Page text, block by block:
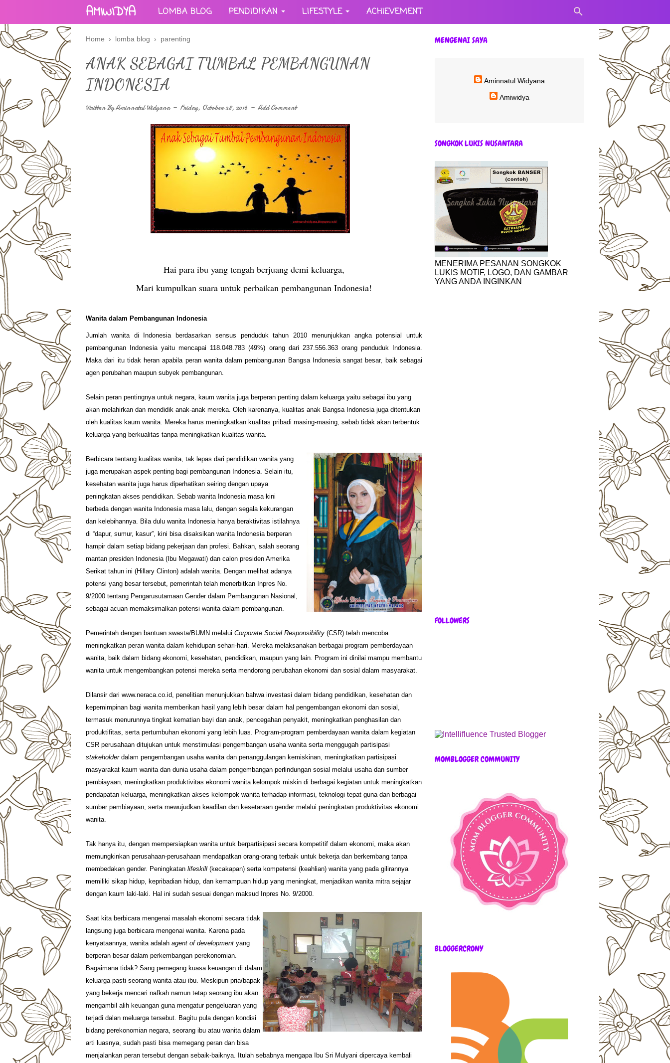
AMIWIDYA LOMBA BLOG PENDIDIKAN LIFESTYLE ACHIEVEMENT
Home › lomba blog › parenting
ANAK SEBAGAI TUMBAL PEMBANGUNAN
INDONESIA
Written ByAminnatul Widyana Friday, October 28, 2016 Add Comment
Hai para ibu yang tengah berjuang demi keluarga,
Mari kumpulkan suara untuk perbaikan pembangunan Indonesia!
Wanita dalam Pembangunan Indonesia
Jumlah wanita di Indonesia berdasarkan sensus penduduk tahun 2010 menunjukkan angka potensial untuk
pembangunan Indonesia yaitu mencapai 118.048.783 (49%) orang dari 237.556.363 orang penduduk Indonesia.
Maka dari itu tidak heran apabila peran wanita dalam pembangunan Bangsa Indonesia sangat besar, baik sebagai
agen perubahan maupun subyek pembangunan.
Selain peran pentingnya untuk negara, kaum wanita juga berperan penting dalam keluarga yaitu sebagai ibu yang
akan melahirkan dan mendidik anak-anak mereka. Oleh karenanya, kualitas anak Bangsa Indonesia juga ditentukan
oleh kualitas kaum wanita. Mereka harus meningkatkan kualitas pribadi masing-masing, sebab tidak akan terbentuk
keluarga yang berkualitas tanpa meningkatkan kualitas wanita.
Berbicara tentang kualitas wanita, tak lepas dari pendidikan wanita yang
juga merupakan aspek penting bagi pembangunan Indonesia. Selain itu,
kesehatan wanita juga harus diperhatikan seiring dengan upaya
peningkatan akses pendidikan. Sebab wanita Indonesia masa kini
berbeda dengan wanita Indonesia masa lalu, dengan segala kekurangan
dan kelebihannya. Bila dulu wanita Indonesia hanya beraktivitas istilahnya
di “dapur, sumur, kasur”, kini bisa disaksikan wanita Indonesia berperan
hampir dalam setiap bidang pekerjaan dan profesi. Bahkan, salah seorang
mantan presiden Indonesia (Ibu Megawati) dan calon presiden Amerika
Serikat tahun ini (Hillary Clinton) adalah wanita. Dengan melihat adanya
potensi yang besar tersebut, pemerintah telah menerbitkan Inpres No.
9/2000 tentang Pengarusutamaan Gender dalam Pembangunan Nasional,
sebagai acuan memaksimalkan potensi wanita dalam pembangunan.
Pemerintah dengan bantuan swasta/BUMN melalui Corporate Social Responsibility (CSR) telah mencoba
meningkatkan peran wanita dalam kehidupan sehari-hari. Mereka melaksanakan berbagai program pemberdayaan
wanita, baik dalam bidang ekonomi, kesehatan, pendidikan, maupun yang lain. Program ini dinilai mampu membantu
wanita untuk mengembangkan potensi mereka serta mendorong perubahan ekonomi dan sosial dalam masyarakat.
Dilansir dari www.neraca.co.id, penelitian menunjukkan bahwa investasi dalam bidang pendidikan, kesehatan dan
kepemimpinan bagi wanita memberikan hasil yang lebih besar dalam hal pengembangan ekonomi dan sosial,
termasuk menurunnya tingkat kematian bayi dan anak, pencegahan penyakit, meningkatkan penghasilan dan
produktifitas, serta pertumbuhan ekonomi yang lebih luas. Program-program pemberdayaan wanita dalam kegiatan
CSR perusahaan ditujukan untuk menstimulasi pengembangan usaha wanita serta menggugah partisipasi
stakeholder dalam pengembangan usaha wanita dan penanggulangan kemiskinan, meningkatkan partisipasi
masyarakat kaum wanita dan dunia usaha dalam pengembangan perlindungan sosial melalui usaha dan sumber
pembiayaan, meningkatkan produktivitas ekonomi wanita kelompok miskin di berbagai kegiatan untuk meningkatkan
pendapatan keluarga, meningkatkan akses kelompok wanita terhadap informasi, teknologi tepat guna dan berbagai
sumber pembiayaan, serta mewujudkan keadilan dan kesetaraan gender melalui peningkatan produktivitas ekonomi
wanita.
Tak hanya itu, dengan mempersiapkan wanita untuk berpartisipasi secara kompetitif dalam ekonomi, maka akan
memungkinkan perusahaan-perusahaan mendapatkan orang-orang terbaik untuk bekerja dan berkembang tanpa
membedakan gender. Peningkatan lifeskill (kecakapan) serta kompetensi (keahlian) wanita yang pada gilirannya
memiliki sikap hidup, kepribadian hidup, dan kemampuan hidup yang meningkat, menjadikan wanita mitra sejajar
dengan kaum laki-laki. Hal ini sudah sesuai dengan maksud Inpres No. 9/2000.
Saat kita berbicara mengenai masalah ekonomi secara tidak
langsung juga berbicara mengenai wanita. Karena pada
kenyataannya, wanita adalah agent of development yang
berperan besar dalam perkembangan perekonomian.
Bagaimana tidak? Sang pemegang kuasa keuangan di dalam
keluarga pasti seorang wanita atau ibu. Meskipun pria/bapak
yang bekerja mencari nafkah namun tetap seorang ibu akan
mengambil alih keuangan guna mengatur pengeluaran yang
terjadi dalan meluarga tersebut. Bagitu pula dengan kondisi
bidang perekonomian negara, seorang ibu atau wanita dalam
arti luasnya, sudah pasti bisa memegang peran dan bisa
menjalankan peran tersebut dengan sebaik-baiknya. Itulah sebabnya mengapa Ibu Sri Mulyani dipercaya kembali
MENGENAI SAYA
Aminnatul Widyana
Amiwidya
SONGKOK LUKIS NUSANTARA
MENERIMA PESANAN SONGKOK
LUKIS MOTIF, LOGO, DAN GAMBAR
YANG ANDA INGINKAN
FOLLOWERS
MOMBLOGGER COMMUNITY
BLOGGERCRONY